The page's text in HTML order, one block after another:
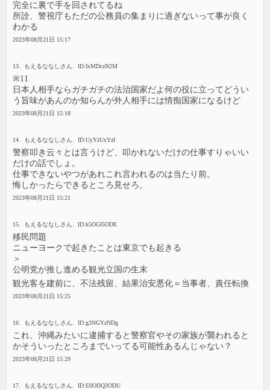
完全に裏で手を回されてるね
所詮、警視庁もただの公務員の集まりに過ぎないって事が良く
わかる
2023年08月21日 15:17
13. もえるななしさん. ID:IxMDczN2M
※11
日本人相手ならガチガチの法治国家だよ何の役に立ってどうい
う旨味があんのか知らんが外人相手には情痴国家になるけど
2023年08月21日 15:18
14. もえるななしさん. ID:UyYzUxYzI
警察叩き云々とは言うけど、叩かれないだけの仕事すりゃいい
だけの話でしょ。
仕事できないやつがあれこれ言われるのは当たり前。
悔しかったらできるところ見せろ。
2023年08月21日 15:21
15. もえるななしさん. ID:k5OGI5ODE
移民問題
ニューヨークで起きたことは東京でも起きる
＞
公明党が推し進める観光立国の生末
観光客を建前に、不法残留、結果治安悪化＝当事者、責任転換
2023年08月21日 15:25
16. もえるななしさん. ID:g3NGYzNDg
これ、沖縄みたいに逮捕すると警察官やその家族が襲われると
かそういったところまでいってる可能性あるんじゃない？
2023年08月21日 15:29
17. もえるななしさん. ID:E0ODQ3ODU